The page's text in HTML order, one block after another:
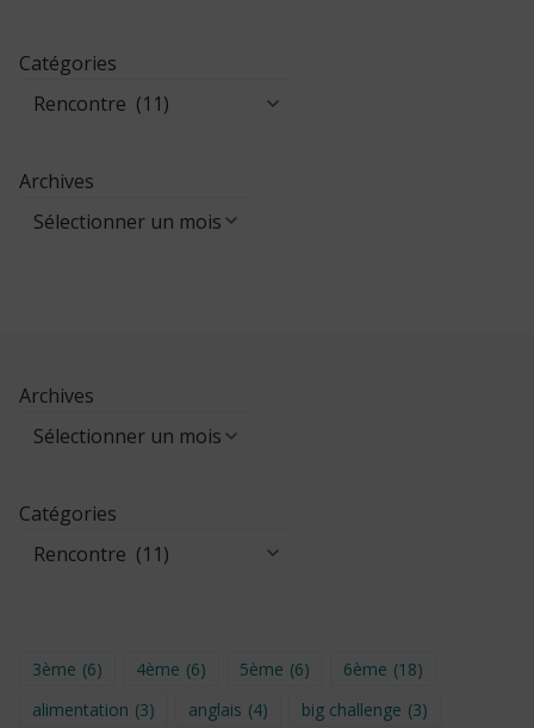
Catégories
Archives
Archives
Catégories
3ème (6) 4ème (6) 5ème (6) 6ème (18)
alimentation (3) anglais (4) big challenge (3)